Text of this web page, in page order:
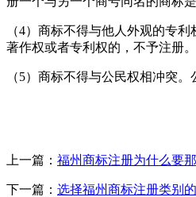
（4）商标不得与他人外观的专
著作权或者专利权的，不予注册。
（5）商标不得与公民权相冲突
上一篇： 福州商标注册为什么要
下一篇： 选择福州商标注册类别